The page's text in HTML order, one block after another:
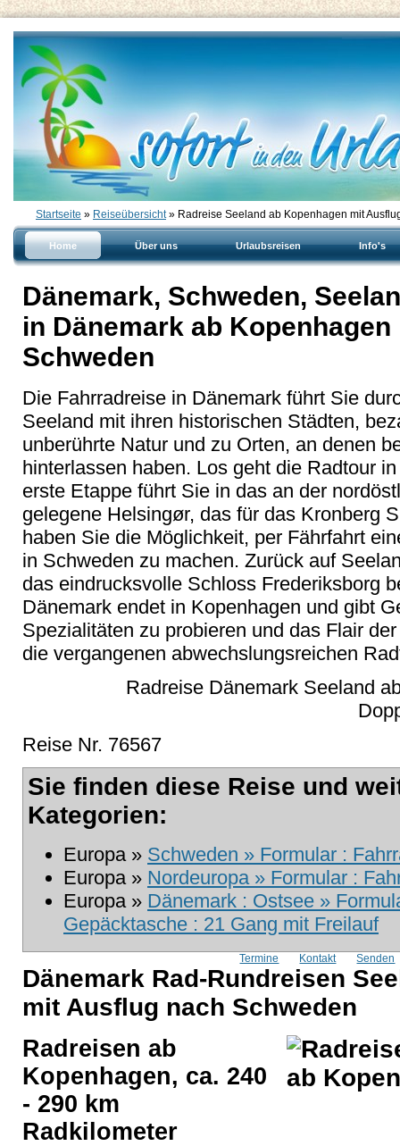
Startseite » Reiseübersicht» Radreise Seeland ab Kopenhagen mit
Home Über uns Urlaubsreisen Info's
Dänemark, Schweden,
in Dänemark ab
Schweden
Die Fahrradreise in Dänemark führt Sie
Seeland mit ihren historischen Städten,
unberührte Natur und zu Orten, an denen
hinterlassen haben. Los geht die Radtour
erste Etappe führt Sie in das an der
gelegene Helsingør, das für das Kronberg
haben Sie die Möglichkeit, per Fährfahrt
in Schweden zu machen. Zurück auf
das eindrucksvolle Schloss Frederiksborg
Dänemark endet in Kopenhagen und gibt
Spezialitäten zu probieren und das Flair
die vergangenen abwechslungsreichen
Radreise Dänemark Seeland
Reise Nr. 76567
Sie finden diese Reise und
Kategorien:
Europa » Schweden » Formular :
Europa » Nordeuropa » Formular :
Europa » Dänemark : Ostsee »
Gepäcktasche : 21 Gang mit Freilauf
Termine Kontakt Senden
Dänemark Rad-Rundreisen
mit Ausflug nach Schweden
Radreisen ab
Kopenhagen, ca. 240
- 290 km
Radkilometer